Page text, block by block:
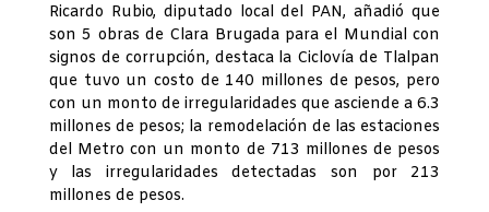
Ricardo Rubio, diputado local del PAN, añadió que
son 5 obras de Clara Brugada para el Mundial con
signos de corrupción, destaca la Ciclovía de Tlalpan
que tuvo un costo de 140 millones de pesos, pero
con un monto de irregularidades que asciende a 6.3
millones de pesos; la remodelación de las estaciones
del Metro con un monto de 713 millones de pesos
y las irregularidades detectadas son por 213
millones de pesos.